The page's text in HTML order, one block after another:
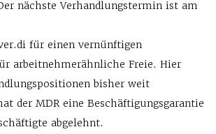
nächste Verhandlungstermin ist am
für einen vernünftigen
arbeitnehmerähnliche Freie. Hier
bisher weit
der MDR eine Beschäftigungsgarantie
abgelehnt.